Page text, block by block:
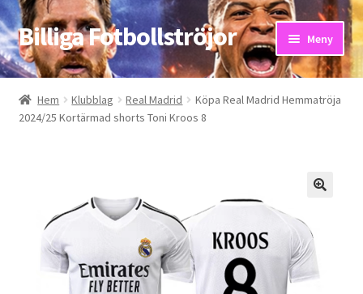
Hoppa
till
navigering
Hoppa
till
innehåll
Billiga Fotbollströjor Meny
Hem
Bloggar
Kontakta oss
Hem Klubblag Real Madrid
Köpa Real Madrid Hemmatröja
2024/25 Kortärmad shorts Toni Kroos 8